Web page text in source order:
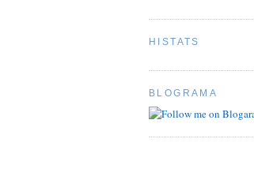
HISTATS
BLOGRAMA